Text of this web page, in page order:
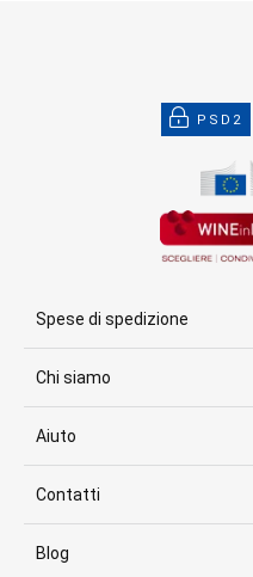
PSD2
Spese di spedizione
Chi siamo
Aiuto
Contatti
Blog